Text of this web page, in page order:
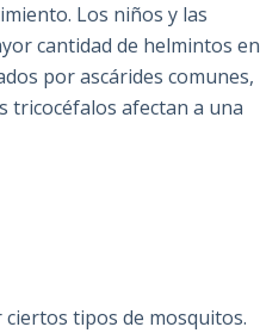
Los niños y las
cantidad de helmintos en
por ascárides comunes,
tricocéfalos afectan a una
tipos de mosquitos.